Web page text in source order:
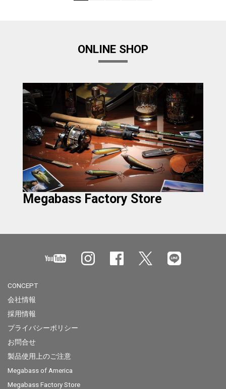
ONLINE SHOP
Megabass Factory Store
CONCEPT
会社情報
採用情報
プライバシーポリシー
お問合せ
製品使用上のご注意
Megabass of America
Megabass Factory Store